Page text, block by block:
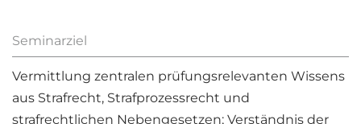
Seminarziel
Vermittlung zentralen prüfungsrelevanten Wissens
aus Strafrecht, Strafprozessrecht und
strafrechtlichen Nebengesetzen; Verständnis der